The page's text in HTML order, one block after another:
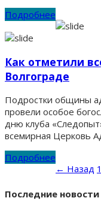
Подробнее
Как отметили
Волгограде
Подростки общины
провели особое
дню клуба
всемирная Церковь
Подробнее
← Назад 1
Последние новости